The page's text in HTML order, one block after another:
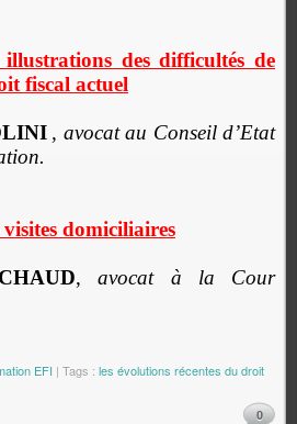
illustrations des difficultés de
fiscal actuel
, avocat au Conseil d’Etat
domiciliaires
,avocat à la Cour
EFI | Tags : les évolutions récentes du droit
0